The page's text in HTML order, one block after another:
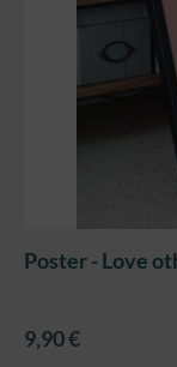
Poster - Love
9,90 €